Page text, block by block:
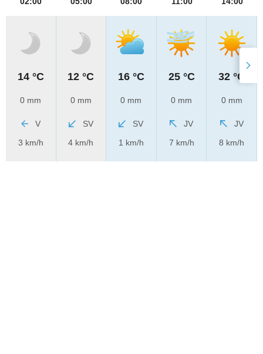
14 °C
0 mm
V
3 km/h
12 °C
0 mm
SV
4 km/h
16 °C
0 mm
SV
1 km/h
25 °C
0 mm
JV
7 km/h
32 °C
0 mm
JV
8 km/h